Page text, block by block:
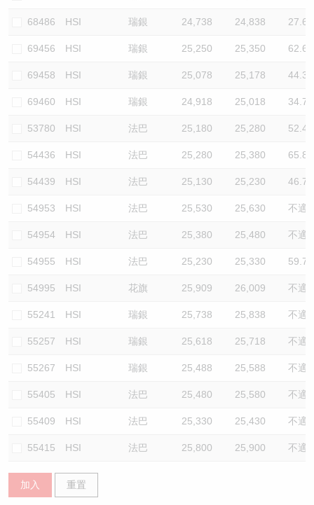
68486 HSI 瑞銀 24,738 24,838 27.6
69456 HSI 瑞銀 25,250 25,350 62.6
69458 HSI 瑞銀 25,078 25,178 44.3
69460 HSI 瑞銀 24,918 25,018 34.7
53780 HSI 法巴 25,180 25,280 52.4
54436 HSI 法巴 25,280 25,380 65.8
54439 HSI 法巴 25,130 25,230 46.7
54953 HSI 法巴 25,530 25,630 不適
54954 HSI 法巴 25,380 25,480 不適
54955 HSI 法巴 25,230 25,330 59.7
54995 HSI 花旗 25,909 26,009 不適
55241 HSI 瑞銀 25,738 25,838 不適
55257 HSI 瑞銀 25,618 25,718 不適
55267 HSI 瑞銀 25,488 25,588 不適
55405 HSI 法巴 25,480 25,580 不適
55409 HSI 法巴 25,330 25,430 不適
55415 HSI 法巴 25,800 25,900 不適
加入 重置